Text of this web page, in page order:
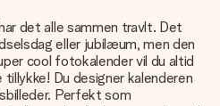
det alle sammen travlt. Det
eller jubilæum, men den
cool fotokalender vil du altid
Du designer kalenderen
Perfekt som